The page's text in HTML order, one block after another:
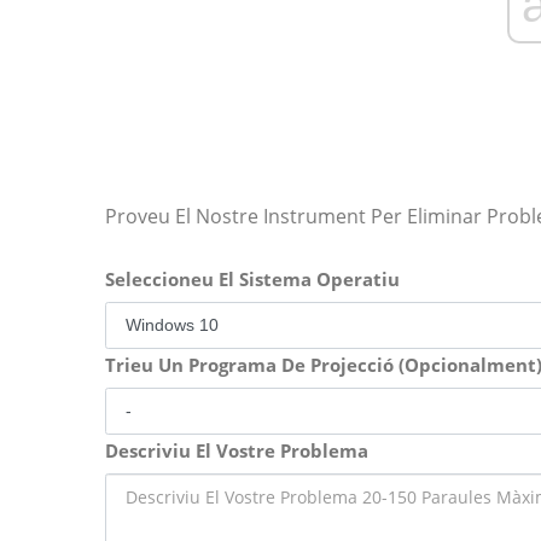
Proveu El Nostre Instrument Per Eliminar
Seleccioneu El Sistema Operatiu
Trieu Un Programa De Projecció (Opcionalment)
Descriviu El Vostre Problema